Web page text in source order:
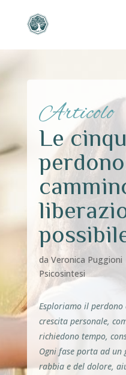
Articolo
Le
da Veronica Puggioni
Psicosintesi
Esploriamo il perdono
crescita personale,
richiedono tempo,
Ogni fase porta ad
rabbia e del dolore,